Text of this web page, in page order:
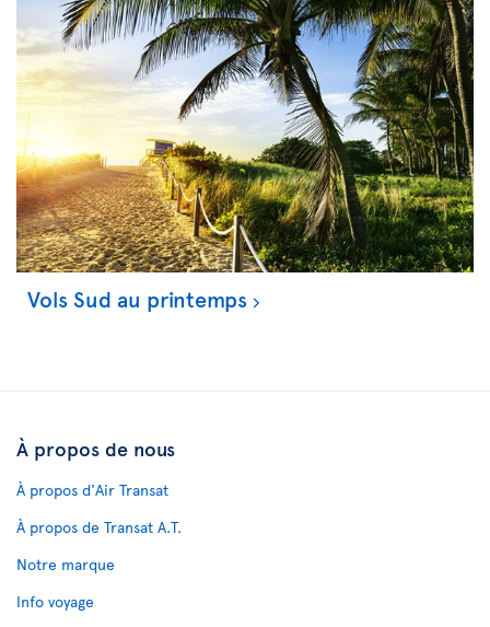
Vols Sud au printemps
À propos de nous
À propos d'Air Transat
À propos de Transat A.T.
Notre marque
Info voyage